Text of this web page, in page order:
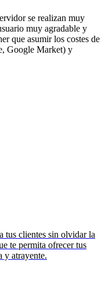
se realizan muy
muy agradable y
que asumir los costes de
Google Market) y
tus clientes sin olvidar la
te permita ofrecer tus
y atrayente.